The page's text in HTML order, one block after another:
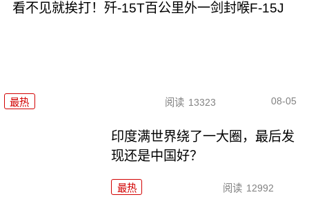
看不见就挨打！歼-15T百公里外一剑封喉F-15J
最热 阅读 13323 08-05
印度满世界绕了一大圈，最后发
现还是中国好？
最热 阅读 12992